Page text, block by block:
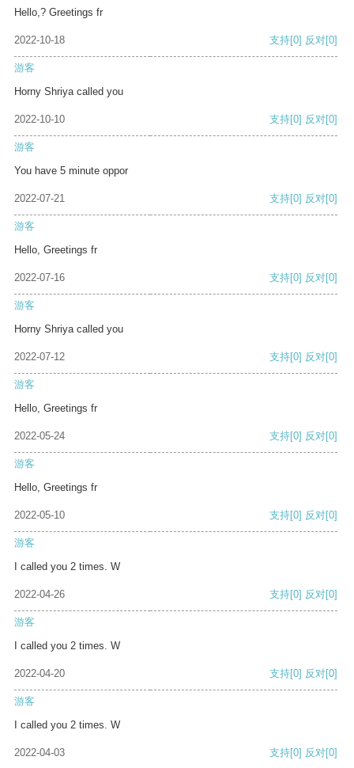
Hello,? Greetings fr
2022-10-18 支持[0] 反对[0]
游客
Horny Shriya called you
2022-10-10 支持[0] 反对[0]
游客
You have 5 minute oppor
2022-07-21 支持[0] 反对[0]
游客
Hello, Greetings fr
2022-07-16 支持[0] 反对[0]
游客
Horny Shriya called you
2022-07-12 支持[0] 反对[0]
游客
Hello, Greetings fr
2022-05-24 支持[0] 反对[0]
游客
Hello, Greetings fr
2022-05-10 支持[0] 反对[0]
游客
I called you 2 times. W
2022-04-26 支持[0] 反对[0]
游客
I called you 2 times. W
2022-04-20 支持[0] 反对[0]
游客
I called you 2 times. W
2022-04-03 支持[0] 反对[0]